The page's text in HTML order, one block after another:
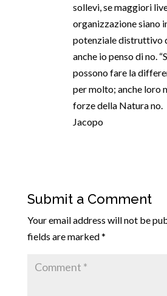
sollevi, se maggiori
organizzazione siano
potenziale distruttivo
anche io penso di no.
possono fare la
per molto; anche loro
forze della Natura no.
Jacopo
Submit a Comment
Your email address will not be
fields are marked*